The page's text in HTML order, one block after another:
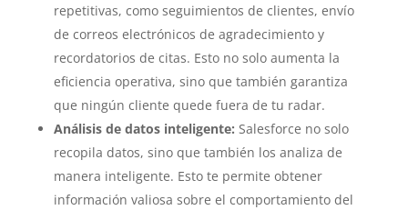
repetitivas, como seguimientos de clientes, envío
de correos electrónicos de agradecimiento y
recordatorios de citas. Esto no solo aumenta la
eficiencia operativa, sino que también garantiza
que ningún cliente quede fuera de tu radar.
Análisis de datos inteligente: Salesforce no solo
recopila datos, sino que también los analiza de
manera inteligente. Esto te permite obtener
información valiosa sobre el comportamiento del